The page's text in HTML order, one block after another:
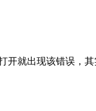
开就出现该错误，